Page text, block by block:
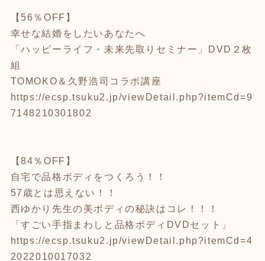
【56％OFF】
幸せな結婚をしたいあなたへ
「ハッピーライフ・未来先取りセミナー」DVD２枚
組
TOMOKO＆久野浩司コラボ講座
https://ecsp.tsuku2.jp/viewDetail.php?itemCd=9
7148210301802
【84％OFF】
自宅で品格ボディをつくろう！！
57歳とは思えない！！
西ゆかり先生の美ボディの秘訣はコレ！！！
「すごい手指まわしと品格ボディDVDセット」
https://ecsp.tsuku2.jp/viewDetail.php?itemCd=4
2022010017032